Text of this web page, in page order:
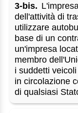
3-bis.
dell'attività di
utilizzare
base di un
un'impresa
membro
i suddetti
in circolazione
di qualsiasi